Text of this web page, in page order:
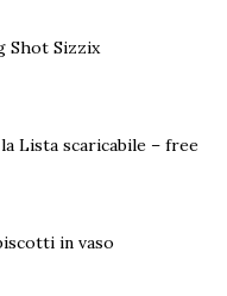
Shot Sizzix
Lista scaricabile – free
in vaso